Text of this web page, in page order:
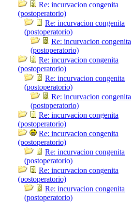
Re: incurvacion congenita
(postoperatorio)
Re: incurvacion congenita
(postoperatorio)
Re: incurvacion congenita
(postoperatorio)
Re: incurvacion congenita
(postoperatorio)
Re: incurvacion congenita
(postoperatorio)
Re: incurvacion congenita
(postoperatorio)
Re: incurvacion congenita
(postoperatorio)
Re: incurvacion congenita
(postoperatorio)
Re: incurvacion congenita
(postoperatorio)
Re: incurvacion congenita
(postoperatorio)
Re: incurvacion congenita
(postoperatorio)